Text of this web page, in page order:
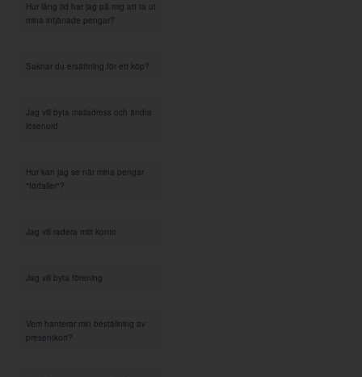
Hur lång tid har jag på mig att ta ut
mina intjänade pengar?
Saknar du ersättning för ett köp?
Jag vill byta mailadress och ändra
lösenord
Hur kan jag se när mina pengar
"förfaller"?
Jag vill radera mitt konto
Jag vill byta förening
Vem hanterar min beställning av
presentkort?